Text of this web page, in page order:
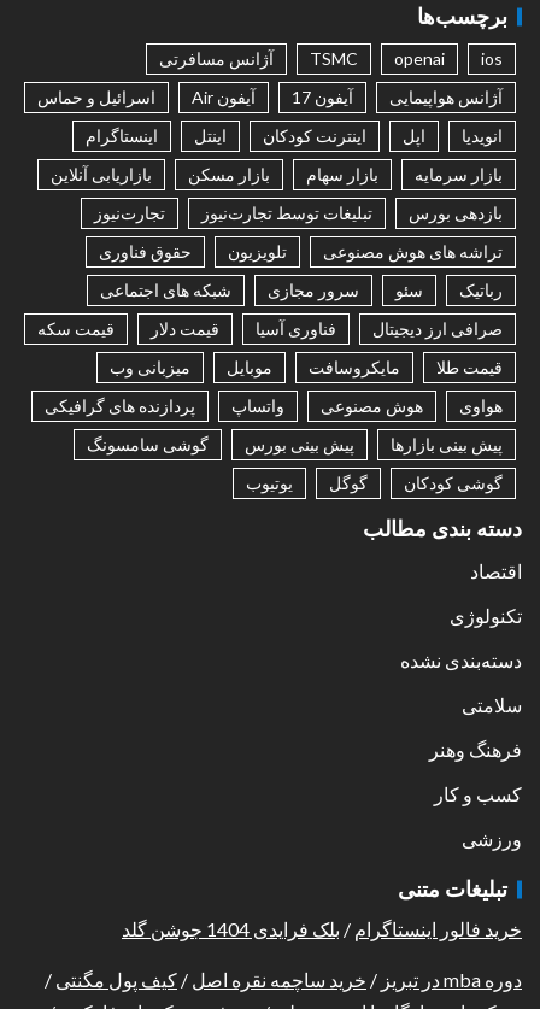
برچسب‌ها
ios
openai
TSMC
آژانس مسافرتی
آژانس هواپیمایی
آیفون 17 آیفون Air
اسرائیل و حماس
انویدیا
اپل اینترنت کودکان اینتل
اینستاگرام
بازار سرمایه
بازار سهام بازار مسکن
بازاریابی آنلاین
بازدهی بورس
تبلیغات توسط تجارت‌نیوز
تجارت‌نیوز
تراشه های هوش مصنوعی
تلویزیون
حقوق فناوری
رباتیک
سئو سرور مجازی
شبکه های اجتماعی
صرافی ارز دیجیتال
فناوری آسیا قیمت دلار
قیمت سکه
قیمت طلا
مایکروسافت موبایل
میزبانی وب
هواوی
هوش مصنوعی واتساپ
پردازنده های گرافیکی
پیش بینی بازارها
پیش بینی بورس
گوشی سامسونگ
گوشی کودکان
گوگل یوتیوب
دسته بندی مطالب
اقتصاد
تکنولوژی
دسته‌بندی نشده
سلامتی
فرهنگ وهنر
کسب و کار
ورزشی
تبلیغات متنی
خرید فالور اینستاگرام / بلک فرایدی 1404 جوشن گلد
دوره mba در تبریز / خرید ساچمه نقره اصل / کیف پول مگنتی /